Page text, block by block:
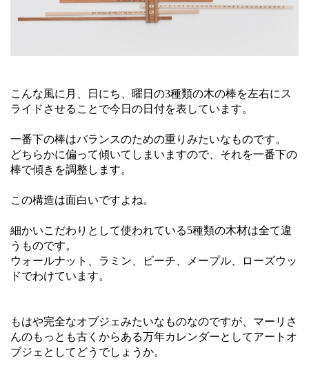
こんな風に月、日にち、曜日の3種類の木の棒を左右にス
ライドさせることで今日の日付を表しています。
一番下の棒はバランスのための重りみたいなものです。
どちらかに偏って傾いてしまいますので、それを一番下の
棒で傾きを調整します。
この構造は面白いですよね。
細かいこだわりとして使われている5種類の木材は全て違
うものです。
ウォールナット、ラミン、ビーチ、メープル、ローズウッ
ドでわけています。
もはや完全なオブジェみたいなものなのですが、マーリさ
んのもっとも古くからある万年カレンダーとしてアートオ
ブジェとしてどうでしょうか。